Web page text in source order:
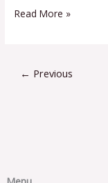
Read More »
← Previous